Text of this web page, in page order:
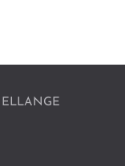
ELLANGE